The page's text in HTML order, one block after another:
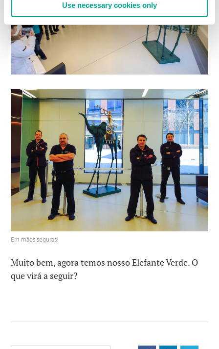
Use necessary cookies only
Em mãos seguras!
Muito bem, agora temos nosso Elefante Verde. O
que virá a seguir?